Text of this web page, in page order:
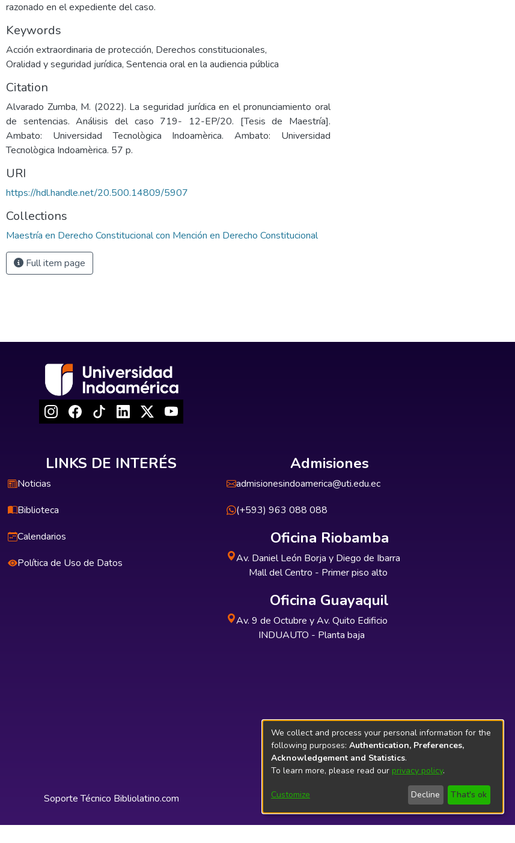
razonado en el expediente del caso.
Keywords
Acción extraordinaria de protección, Derechos constitucionales,
Oralidad y seguridad jurídica, Sentencia oral en la audiencia pública
Citation
Alvarado Zumba, M. (2022). La seguridad jurídica en el pronunciamiento oral
de sentencias. Análisis del caso 719- 12-EP/20. [Tesis de Maestría].
Ambato: Universidad Tecnològica Indoamèrica. Ambato: Universidad
Tecnològica Indoamèrica. 57 p.
URI
https://hdl.handle.net/20.500.14809/5907
Collections
Maestría en Derecho Constitucional con Mención en Derecho Constitucional
Full item page
LINKS DE INTERÉS
Noticias
Biblioteca
Calendarios
Política de Uso de Datos
Admisiones
admisionesindoamerica@uti.edu.ec
(+593) 963 088 088
Oficina Riobamba
Av. Daniel León Borja y Diego de Ibarra
Mall del Centro - Primer piso alto
Oficina Guayaquil
Av. 9 de Octubre y Av. Quito Edificio
INDUAUTO - Planta baja
Soporte Técnico Bibliolatino.com
We collect and process your personal information for the
following purposes: Authentication, Preferences,
Acknowledgement and Statistics.
To learn more, please read our privacy policy.
Customize Decline That's ok